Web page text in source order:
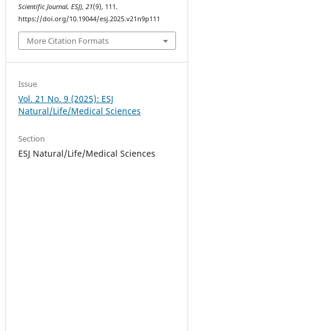
Scientific Journal, ESJ),21(9), 111.
https://doi.org/10.19044/esj.2025.v21n9p111
More Citation Formats
Issue
Vol. 21 No. 9 (2025): ESJ
Natural/Life/Medical Sciences
Section
ESJ Natural/Life/Medical Sciences